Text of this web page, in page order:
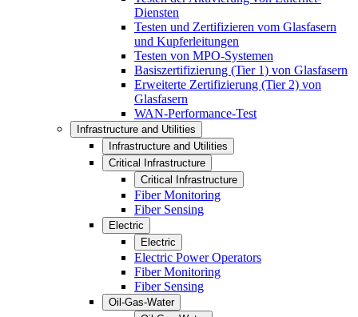
Diensten
Testen und Zertifizieren vom Glasfasern
und Kupferleitungen
Testen von MPO-Systemen
Basiszertifizierung (Tier 1) von Glasfasern
Erweiterte Zertifizierung (Tier 2) von
Glasfasern
WAN-Performance-Test
Infrastructure and Utilities
Infrastructure and Utilities
Critical Infrastructure
Critical Infrastructure
Fiber Monitoring
Fiber Sensing
Electric
Electric
Electric Power Operators
Fiber Monitoring
Fiber Sensing
Oil-Gas-Water